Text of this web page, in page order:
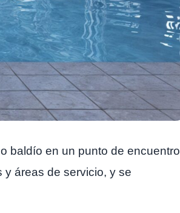
baldío en un punto de encuentro
y áreas de servicio, y se